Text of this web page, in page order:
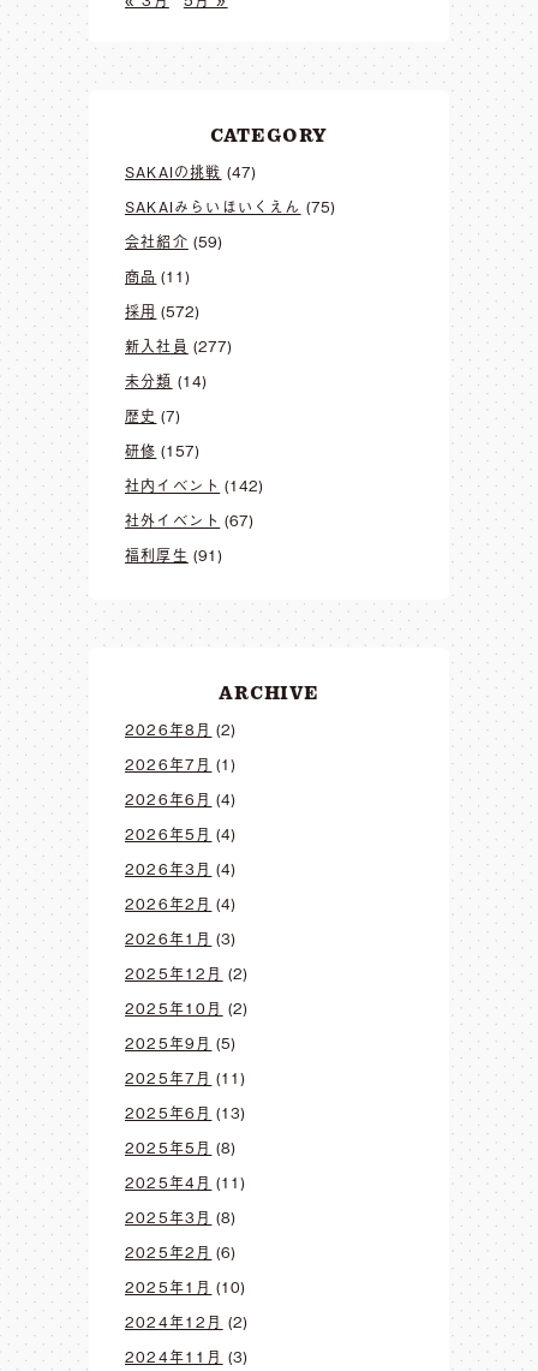
CATEGORY
SAKAIの挑戦 (47)
SAKAIみらいほいくえん (75)
会社紹介 (59)
商品 (11)
採用 (572)
新入社員 (277)
未分類 (14)
歴史 (7)
研修 (157)
社内イベント (142)
社外イベント (67)
福利厚生 (91)
ARCHIVE
2026年8月 (2)
2026年7月 (1)
2026年6月 (4)
2026年5月 (4)
2026年3月 (4)
2026年2月 (4)
2026年1月 (3)
2025年12月 (2)
2025年10月 (2)
2025年9月 (5)
2025年7月 (11)
2025年6月 (13)
2025年5月 (8)
2025年4月 (11)
2025年3月 (8)
2025年2月 (6)
2025年1月 (10)
2024年12月 (2)
2024年11月 (3)